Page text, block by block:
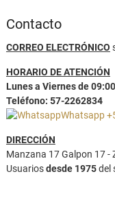
Contacto
CORREO ELECTRÓNICO
HORARIO DE ATENCIÓN
Lunes a Viernes de
Teléfono: 57-2262834
Whatsapp
DIRECCIÓN
Manzana 17 Galpon 17 -
Usuariosdesde 1975del